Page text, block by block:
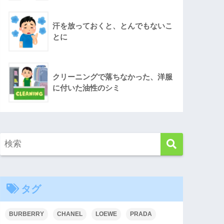
汗を放っておくと、とんでもないこ
とに
クリーニングで落ちなかった、洋服
に付いた油性のシミ
タグ
BURBERRY CHANEL LOEWE PRADA